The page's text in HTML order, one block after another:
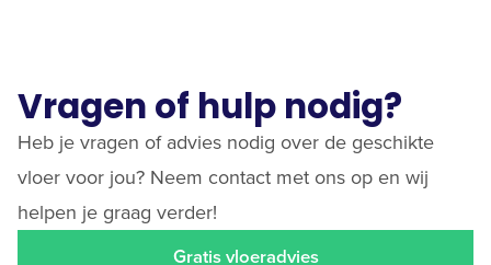
Vragen of hulp nodig?
Heb je vragen of advies nodig over de geschikte
vloer voor jou? Neem contact met ons op en wij
helpen je graag verder!
Gratis vloeradvies